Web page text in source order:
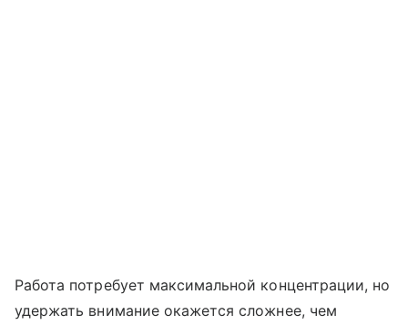
Работа потребует максимальной концентрации, но
удержать внимание окажется сложнее, чем